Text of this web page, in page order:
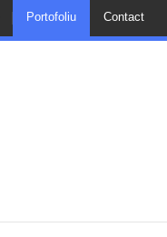
Portofoliu Contact